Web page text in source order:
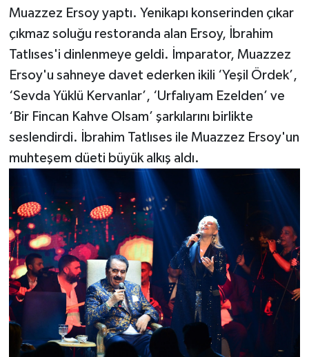
Muazzez Ersoy yaptı. Yenikapı konserinden çıkar
çıkmaz soluğu restoranda alan Ersoy, İbrahim
Tatlıses'i dinlenmeye geldi. İmparator, Muazzez
Ersoy'u sahneye davet ederken ikili ‘Yeşil Ördek’,
‘Sevda Yüklü Kervanlar’, ‘Urfalıyam Ezelden’ ve
‘Bir Fincan Kahve Olsam’ şarkılarını birlikte
seslendirdi. İbrahim Tatlıses ile Muazzez Ersoy'un
muhteşem düeti büyük alkış aldı.